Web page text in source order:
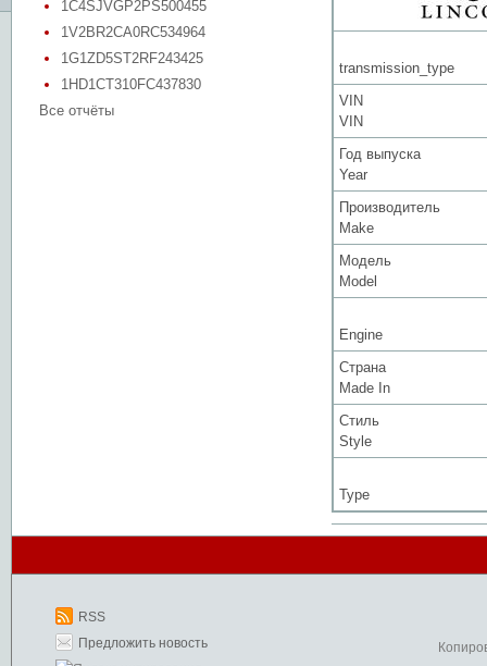
1C4SJVGP2PS500455
1V2BR2CA0RC534964
1G1ZD5ST2RF243425
1HD1CT310FC437830
Все отчёты
transmission_type
VIN
VIN
Год выпуска
Year
Производитель
Make
Модель
Model
Engine
Страна
Made In
Стиль
Style
Type
RSS
Предложить новость